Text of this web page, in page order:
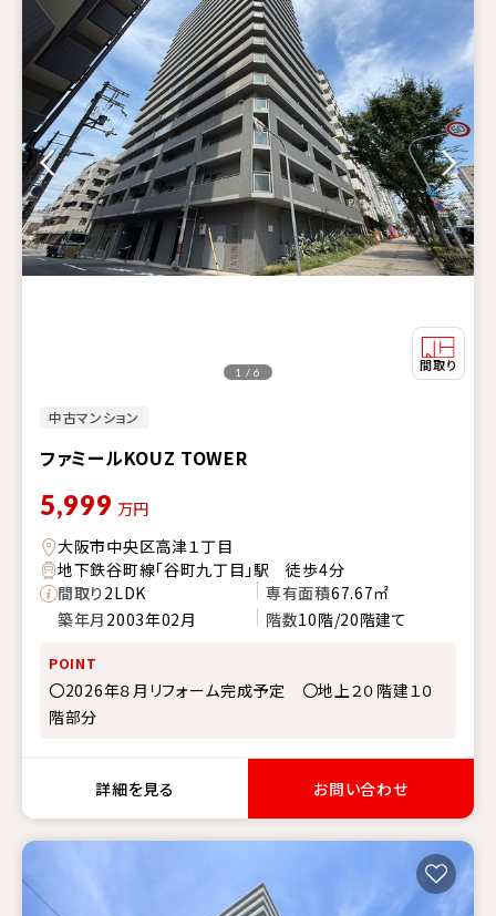
中古マンション
ファミールKOUZ TOWER
1 / 6
5,999 万円
大阪市中央区高津１丁目
地下鉄谷町線「谷町九丁目」駅 徒歩4分
間取り2LDK 専有面積67.67㎡
築年月 2003年02月 階数10階/20階建て
POINT
〇2026年８月リフォーム完成予定 〇地上２０階建１０
階部分
詳細を見る お問い合わせ